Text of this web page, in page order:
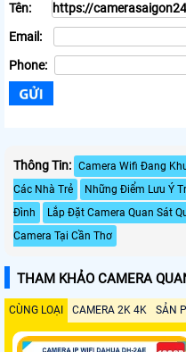
Tên:
Email:
Phone:
Thông Tin: Camera Wifi Đang
Các Nhà Trẻ
Những Điểm Lưu Ý
Đình
Lắp Đặt Camera Quan Sát
Camera Tại Cần Thơ
THAM KHẢO CAMERA
CÙNG LOẠI CAMERA 2K 4K SẢN